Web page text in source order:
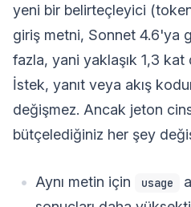
yeni bir belirteçleyici
giriş metni, Sonnet 4.6'ya
fazla, yani yaklaşık 1,3
İstek, yanıt veya akış
değişmez. Ancak jeton
bütçelediğiniz her şey
Aynı metin için usage